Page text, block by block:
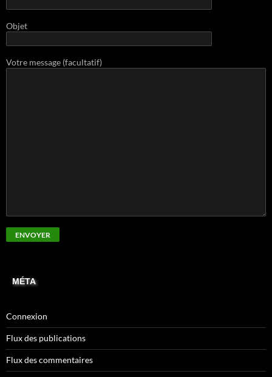
Objet
Votre message (facultatif)
MÉTA
Connexion
Flux des publications
Flux des commentaires